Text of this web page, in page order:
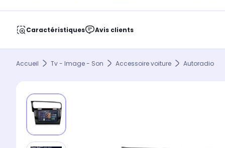
Caractéristiques Avis clients
Accueil Tv - Image - Son Accessoire voiture Autoradio